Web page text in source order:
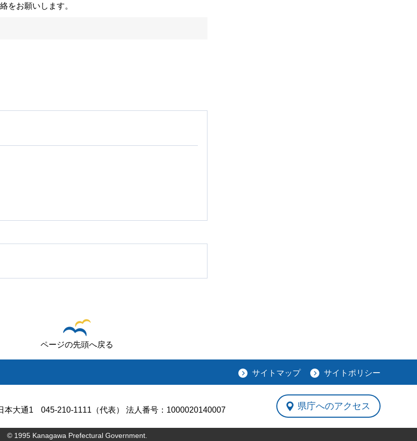
をお願いします。
ページの先頭へ戻る
サイトマップ サイトポリシー
本大通1 045-210-1111（代表） 法人番号：1000020140007 県庁へのアクセス
© 1995 Kanagawa Prefectural Government.